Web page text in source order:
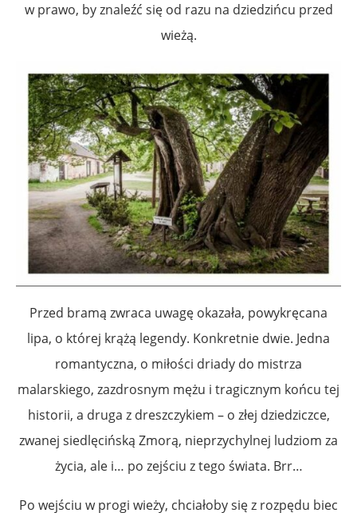
w prawo, by znaleźć się od razu na dziedzińcu przed
wieżą.
Przed bramą zwraca uwagę okazała, powykręcana
lipa, o której krążą legendy. Konkretnie dwie. Jedna
romantyczna, o miłości driady do mistrza
malarskiego, zazdrosnym mężu i tragicznym końcu tej
historii, a druga z dreszczykiem – o złej dziedziczce,
zwanej siedlęcińską Zmorą, nieprzychylnej ludziom za
życia, ale i… po zejściu z tego świata. Brr…
Po wejściu w progi wieży, chciałoby się z rozpędu biec